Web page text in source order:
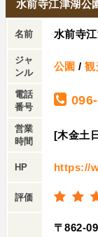
水前寺江津湖公
名前 水前寺
ジャ
ンル
公園 /観
電話
番号
営業
時間
[木金土
HP https://
評価
〒862-